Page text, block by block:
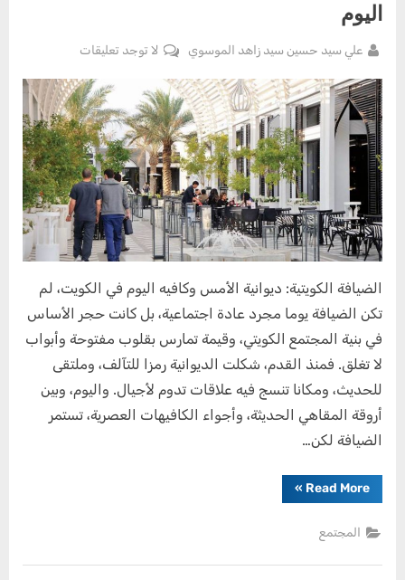
اليوم
on
6,
2025
By
علي سيد حسين سيد زاهد الموسوي لا توجد تعليقاتعلى
الكويتية:
ديوانية
الأمس
و
كافيه
اليوم
الضيافة الكويتية: ديوانية الأمس وكافيه اليوم في الكويت، لم
تكن الضيافة يوما مجرد عادة اجتماعية، بل كانت حجر الأساس
في بنية المجتمع الكويتي، وقيمة تمارس بقلوب مفتوحة وأبواب
لا تغلق. فمنذ القدم، شكلت الديوانية رمزا للتآلف، وملتقى
للحديث، ومكانا تنسج فيه علاقات تدوم لأجيال. واليوم، وبين
أروقة المقاهي الحديثة، وأجواء الكافيهات العصرية، تستمر
الضيافة لكن…
Read More “الضيافة
الكويتية:
اليوم”
»
المجتمع